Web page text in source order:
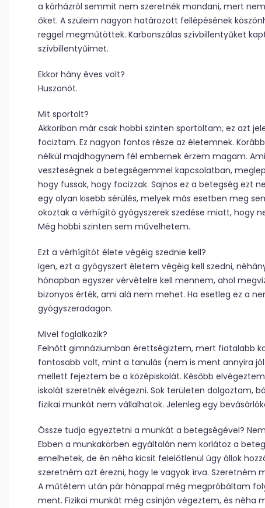
a kórházról semmit nem szeretnék mondani, mert
őket. A szüleim nagyon határozott fellépésének
reggel megműtöttek. Karbonszálas szívbillentyűket
szívbillentyűimet.
Ekkor hány éves volt?
Huszonöt.
Mit sportolt?
Akkoriban már csak hobbi szinten sportoltam, ez azt
fociztam. Ez nagyon fontos része az életemnek.
nélkül majdhogynem fél embernek érzem magam.
veszteségnek a betegségemmel kapcsolatban,
hogy fussak, hogy focizzak. Sajnos ez a betegség ezt
egy olyan kisebb sérülés, melyek más esetben meg
okoztak a vérhígító gyógyszerek szedése miatt, hogy
Még hobbi szinten sem művelhetem.
Ezt a vérhígítót élete végéig szednie kell?
Igen, ezt a gyógyszert életem végéig kell szedni,
hónapban egyszer vérvételre kell mennem, ahol
bizonyos érték, ami alá nem mehet. Ha esetleg ez a
gyógyszeradagon.
Mivel foglalkozik?
Felnőtt gimnáziumban érettségiztem, mert fiatalabb
fontosabb volt, mint a tanulás (nem is ment annyira
mellett fejeztem be a középiskolát. Később
iskolát szeretnék elvégezni. Sok területen dolgoztam,
fizikai munkát nem vállalhatok. Jelenleg egy
Össze tudja egyeztetni a munkát a betegségével?
Ebben a munkakörben egyáltalán nem korlátoz a
emelhetek, de én néha kicsit felelőtlenül úgy állok
szeretném azt érezni, hogy le vagyok írva. Szeretném
A műtétem után pár hónappal még megpróbáltam
ment. Fizikai munkát még csínján végeztem, és néha